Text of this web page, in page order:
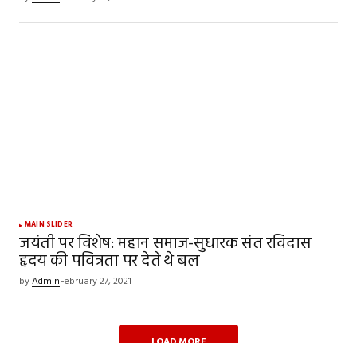
MAIN SLIDER
जयंती पर विशेष: महान समाज-सुधारक संत रविदास
हृदय की पवित्रता पर देते थे बल
byAdminFebruary 27, 2021